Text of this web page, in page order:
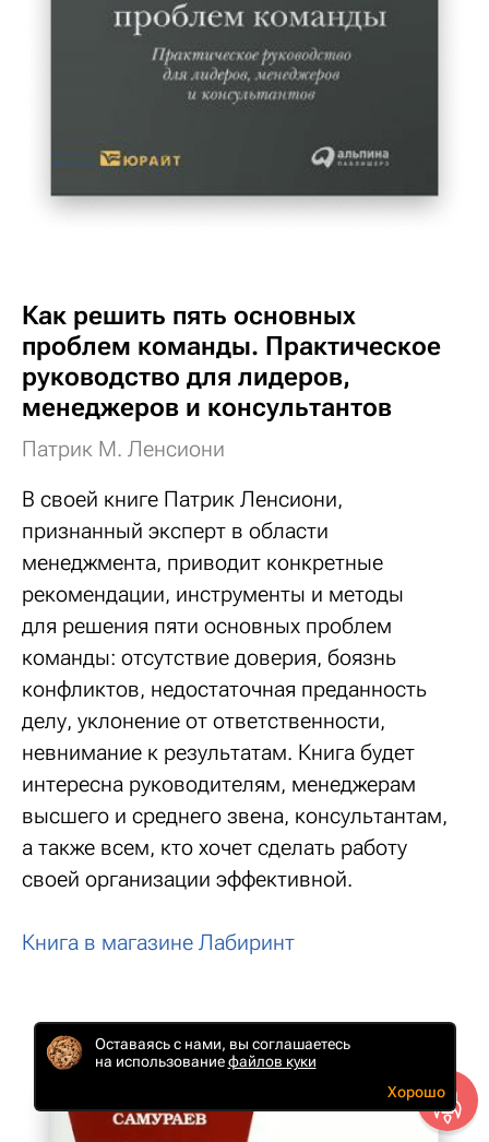
Как решить пять основных
проблем команды. Практическое
руководство для лидеров,
менеджеров и консультантов
Патрик М. Ленсиони
В своей книге Патрик Ленсиони,
признанный эксперт в области
менеджмента, приводит конкретные
рекомендации, инструменты и методы
для решения пяти основных проблем
команды: отсутствие доверия, боязнь
конфликтов, недостаточная преданность
делу, уклонение от ответственности,
невнимание к результатам. Книга будет
интересна руководителям, менеджерам
высшего и среднего звена, консультантам,
а также всем, кто хочет сделать работу
своей организации эффективной.
Книга в магазине Лабиринт
Оставаясь с нами, вы соглашаетесь
на использованиефайлов куки
Хорошо